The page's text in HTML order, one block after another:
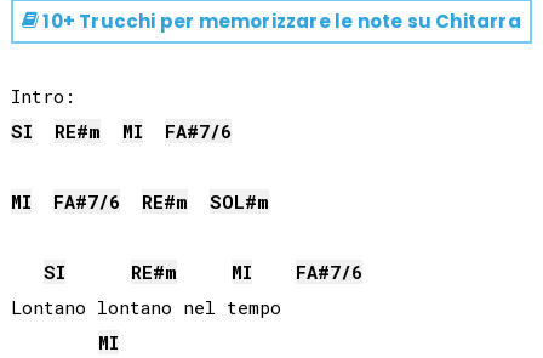
10+ Trucchi per memorizzare le note su Chitarra
SI
RE#m MI FA#7/6
MI FA#7/6 RE#m SOL#m
SI RE#m MI FA#7/6
Lontano lontano nel tempo
MI